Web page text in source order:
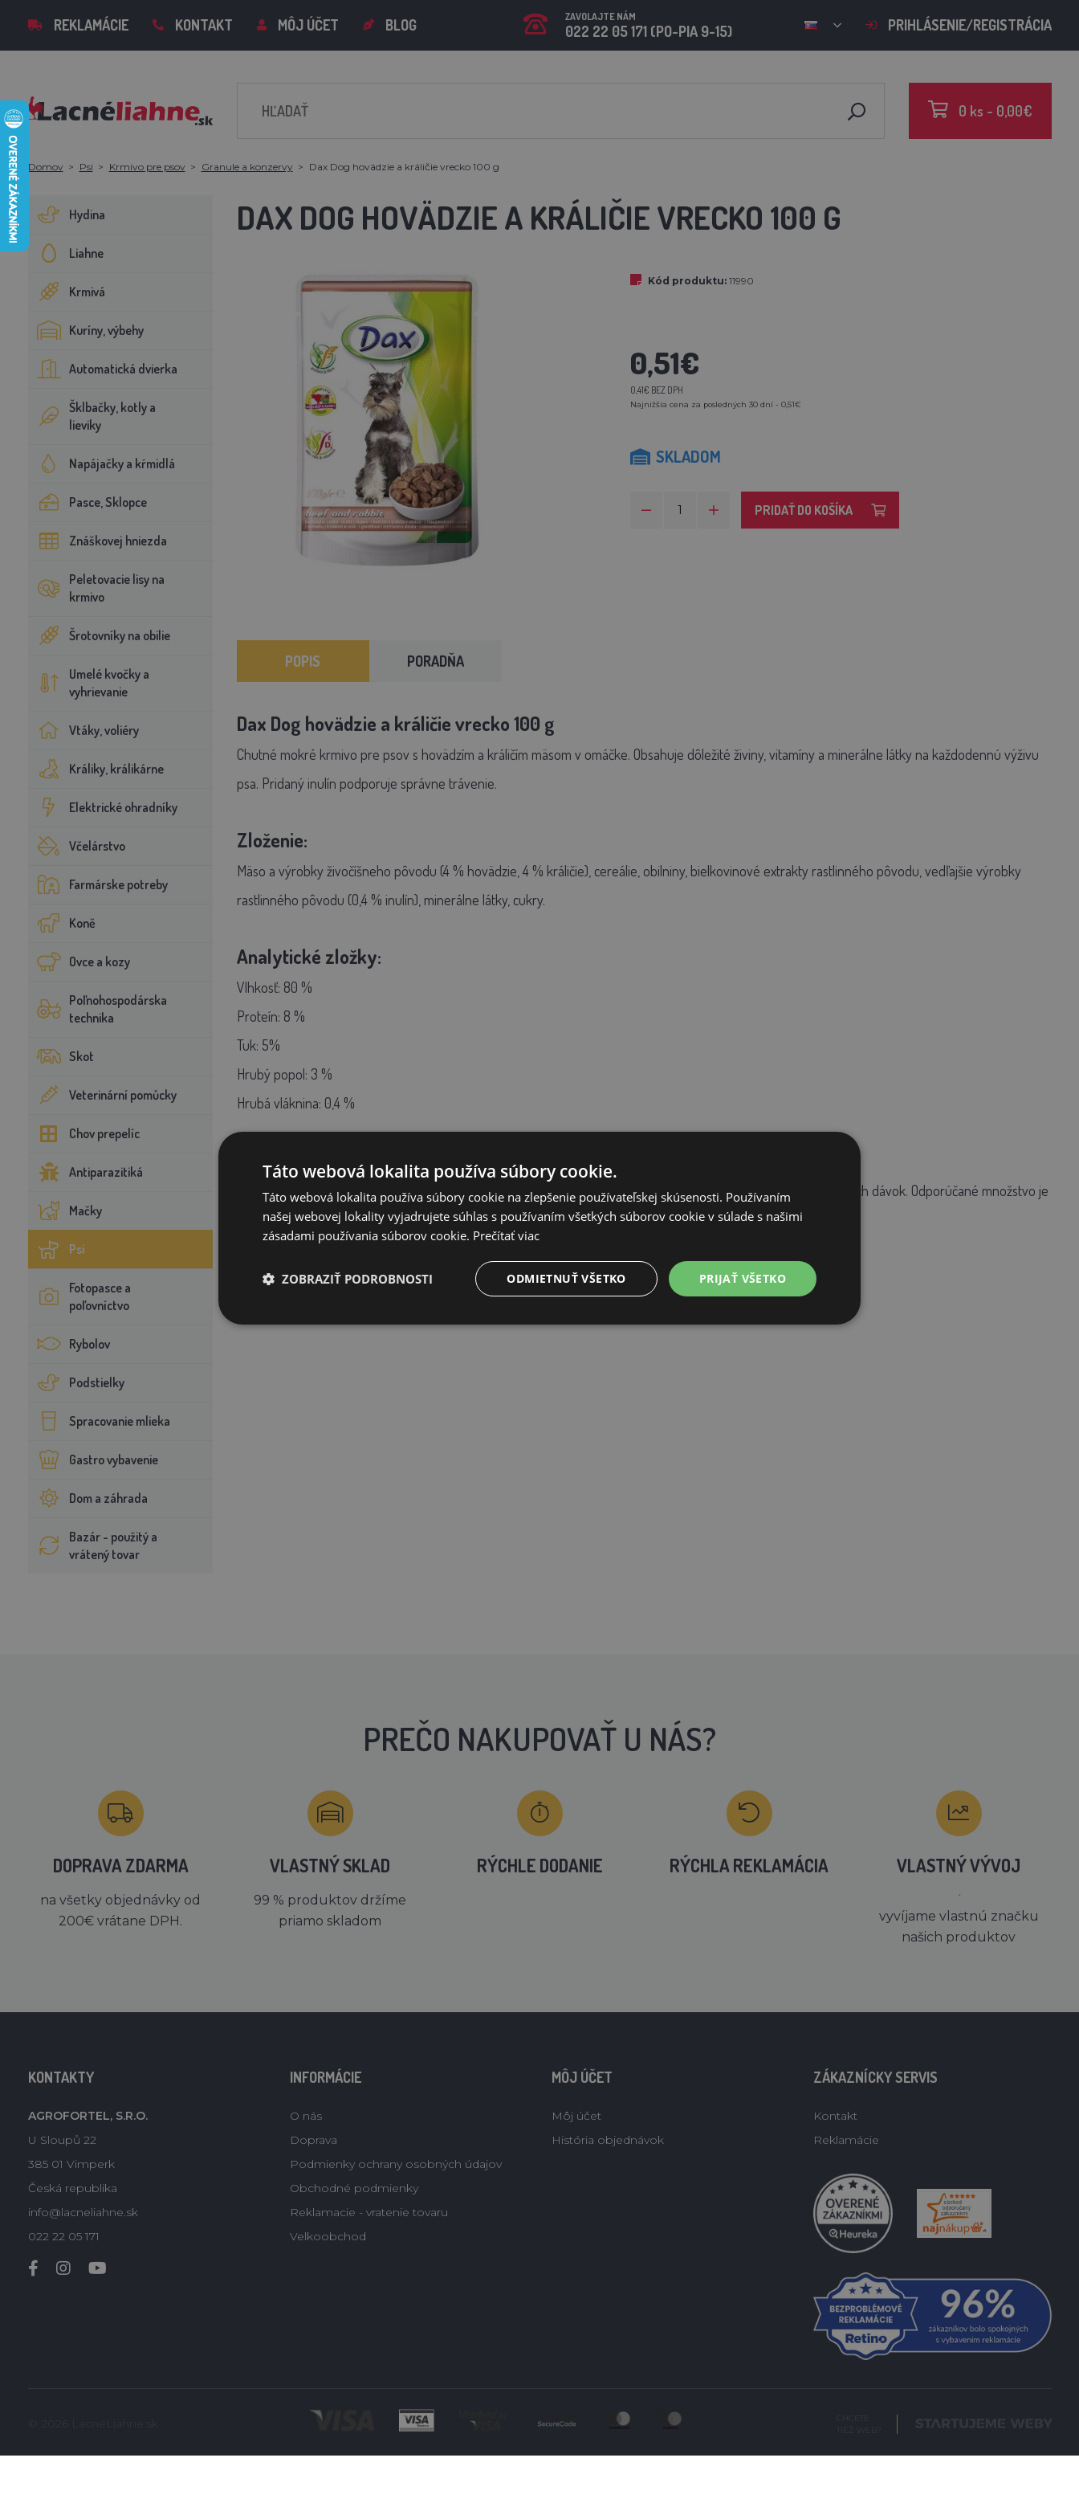
REKLAMÁCIE KONTAKT MÔJ ÚČET BLOG ZAVOLAJTE NÁM
022 22 05 171 (PO-PIA 9-15) PRIHLÁSENIE/REGISTRÁCIA
0 ks - 0,00€
Domov Psi Krmivo pre psov Granule a konzervy Dax Dog hovädzie a králičie vrecko 100 g
Hydina
Liahne
Krmivá
Kuríny, výbehy
Automatická dvierka
Šklbačky, kotly a
lieviky
Napájačky a kŕmidlá
Pasce, Sklopce
Znáškovej hniezda
Peletovacie lisy na
krmivo
Šrotovníky na obilie
Umelé kvočky a
vyhrievanie
Vtáky, voliéry
Králiky, králikárne
Elektrické ohradníky
Včelárstvo
Farmárske potreby
Koně
Ovce a kozy
Poľnohospodárska
technika
Skot
Veterinární pomůcky
Chov prepelíc
Antiparazitiká
Mačky
Psi
Fotopasce a
poľovníctvo
Rybolov
Podstielky
Spracovanie mlieka
Gastro vybavenie
Dom a záhrada
Bazár - použitý a
vrátený tovar
DAX DOG HOVÄDZIE A KRÁLIČIE VRECKO 100 G
Kód produktu: 11990
0,51€
0,41€ BEZ DPH
Najnižšia cena za posledných 30 dní - 0,51€
SKLADOM
PRIDAŤ DO KOŠÍKA
POPIS PORADŇA
Dax Dog hovädzie a králičie vrecko 100 g
Chutné mokré krmivo pre psov s hovädzím a králičím mäsom v omáčke. Obsahuje dôležité živiny, vitamíny a minerálne látky na každodennú výživu
psa. Pridaný inulín podporuje správne trávenie.
Zloženie:
Mäso a výrobky živočíšneho pôvodu (4 % hovädzie, 4 % králičie), cereálie, obilniny, bielkovinové extrakty rastlinného pôvodu, vedľajšie výrobky
rastlinného pôvodu (0,4 % inulín), minerálne látky, cukry.
Analytické zložky:
Vlhkosť: 80 %
Proteín: 8 %
Tuk: 5%
Hrubý popol: 3 %
Hrubá vláknina: 0,4 %
Kŕmny návod:
Pes s hmotnosťou 3–7 kg spotrebuje približne 3–6 kapsičiek denne, ideálne rozdelených do aspoň dvoch kŕmnych dávok. Odporúčané množstvo je
orientačné a závisí od veku, aktivity a kondície psa. Pes musí mať vždy k dispozícii dostatok čerstvej pitnej vody.
PREČO NAKUPOVAŤ U NÁS?
DOPRAVA ZDARMA
na všetky objednávky od
200€ vrátane DPH.
VLASTNÝ SKLAD
99 % produktov držíme
priamo skladom
RÝCHLE DODANIE RÝCHLA REKLAMÁCIA VLASTNÝ VÝVOJ
´
vyvíjame vlastnú značku
našich produktov
KONTAKTY
AGROFORTEL, S.R.O.
U Sloupů 22
385 01 Vimperk
Česká republika
info@lacneliahne.sk
022 22 05 171
INFORMÁCIE
O nás
Doprava
Podmienky ochrany osobných údajov
Obchodné podmienky
Reklamacie - vratenie tovaru
Velkoobchod
MÔJ ÚČET
Môj účet
História objednávok
ZÁKAZNÍCKY SERVIS
Kontakt
Reklamácie
Táto webová lokalita používa súbory cookie.
Táto webová lokalita používa súbory cookie na zlepšenie používateľskej skúsenosti. Používaním
našej webovej lokality vyjadrujete súhlas s používaním všetkých súborov cookie v súlade s našimi
zásadami používania súborov cookie. Prečítať viac
PRIJAŤ VŠETKO
ODMIETNUŤ VŠETKO
ZOBRAZIŤ PODROBNOSTI